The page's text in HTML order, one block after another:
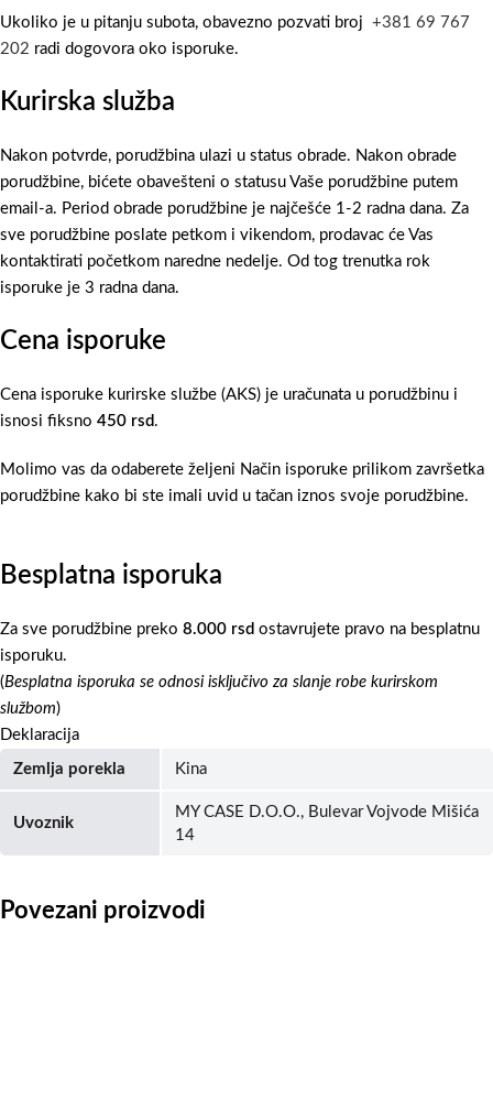
Ukoliko je u pitanju subota, obavezno pozvati broj +381 69 767
202 radi dogovora oko isporuke.
Kurirska služba
Nakon potvrde, porudžbina ulazi u status obrade. Nakon obrade
porudžbine, bićete obavešteni o statusu Vaše porudžbine putem
email-a. Period obrade porudžbine je najčešće 1-2 radna dana. Za
sve porudžbine poslate petkom i vikendom, prodavac će Vas
kontaktirati početkom naredne nedelje. Od tog trenutka rok
isporuke je 3 radna dana.
Cena isporuke
Cena isporuke kurirske službe (AKS) je uračunata u porudžbinu i
isnosi fiksno 450 rsd .
Molimo vas da odaberete željeni Način isporuke prilikom završetka
porudžbine kako bi ste imali uvid u tačan iznos svoje porudžbine.
Besplatna isporuka
Za sve porudžbine preko 8.000 rsd ostavrujete pravo na besplatnu
isporuku.
(Besplatna isporuka se odnosi isključivo za slanje robe kurirskom
službom)
Deklaracija
Zemlja porekla Kina
Uvoznik
MY CASE D.O.O., Bulevar Vojvode Mišića
14
Povezani proizvodi